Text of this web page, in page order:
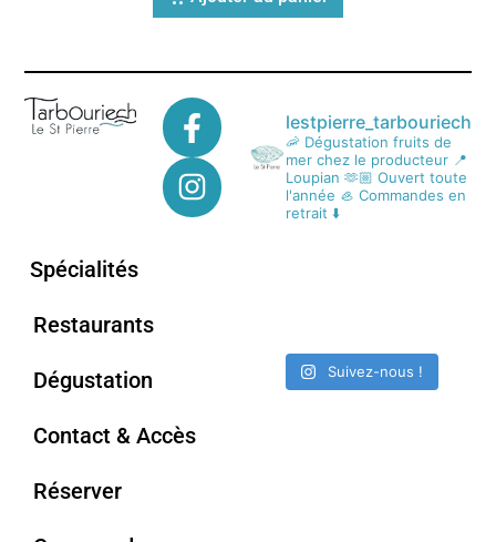
Spécialités
Restaurants
Dégustation
Contact & Accès
Réserver
lestpierre_tarbouriech
🦐 Dégustation fruits de
mer chez le producteur 📍
Loupian 🫶🏼 Ouvert toute
l'année 🦪 Commandes en
retrait ⬇️
Suivez-nous !